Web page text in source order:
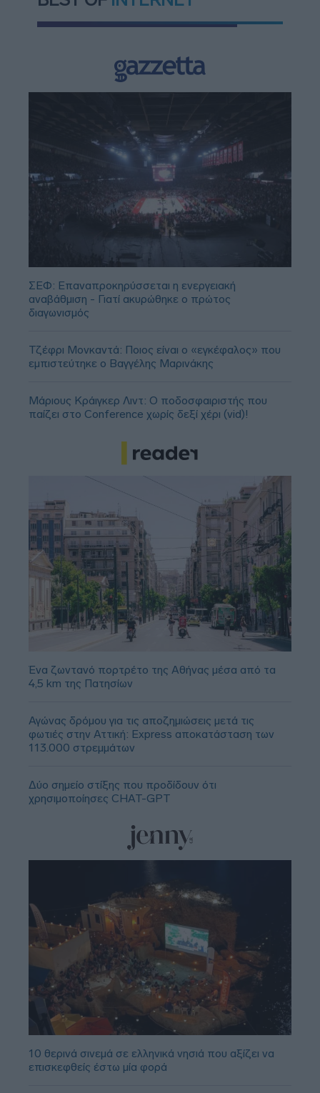
ΣΕΦ: Επαναπροκηρύσσεται η ενεργειακή
αναβάθμιση - Γιατί ακυρώθηκε ο πρώτος
διαγωνισμός
Τζέφρι Μονκαντά: Ποιος είναι ο «εγκέφαλος» που
εμπιστεύτηκε ο Βαγγέλης Μαρινάκης
Μάριους Κράιγκερ Λιντ: Ο ποδοσφαιριστής που
παίζει στο Conference χωρίς δεξί χέρι (vid)!
Ένα ζωντανό πορτρέτο της Αθήνας μέσα από τα
4,5 km της Πατησίων
Αγώνας δρόμου για τις αποζημιώσεις μετά τις
φωτιές στην Αττική: Express αποκατάσταση των
113.000 στρεμμάτων
Δύο σημείο στίξης που προδίδουν ότι
χρησιμοποίησες CHAT-GPT
10 θερινά σινεμά σε ελληνικά νησιά που αξίζει να
επισκεφθείς έστω μία φορά